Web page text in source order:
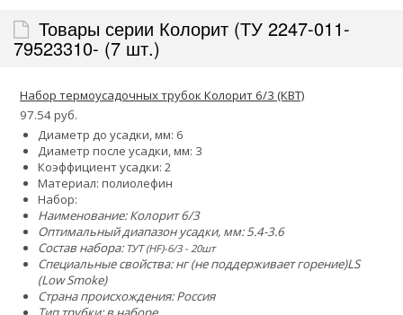
Товары серии Колорит (ТУ 2247-011-
79523310- (7 шт.)
Набор термоусадочных трубок Колорит 6/3 (КВТ)
97.54 руб.
Диаметр до усадки, мм: 6
Диаметр после усадки, мм: 3
Коэффициент усадки: 2
Материал: полиолефин
Набор:
Наименование: Колорит 6/3
Оптимальный диапазон усадки, мм: 5.4-3.6
Состав набора: ТУТ (HF)-6/3 - 20шт
Специальные свойства:нг (не поддерживает горение)LS
(Low Smoke)
Страна происхождения: Россия